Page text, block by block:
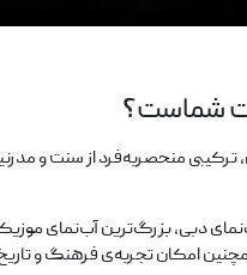
شماست؟
منحصربه‌فرد از سنت و
دبی، بزرگ‌ترین آب‌نمای
امکان تجربه‌ی فرهنگ و